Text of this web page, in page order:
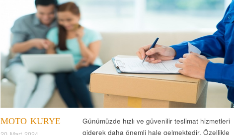
MOTO KURYE
Günümüzde hızlı ve güvenilir teslimat hizmetleri
giderek daha önemli hale gelmektedir. Özellikle